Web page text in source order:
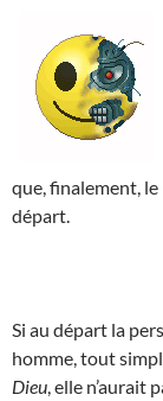
que, finalement, le
départ.
Si au départ la
homme, tout
Dieu , elle n’aurait